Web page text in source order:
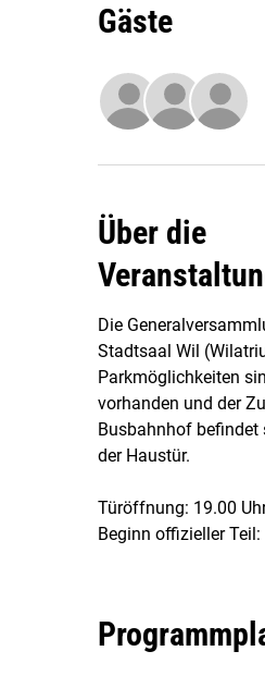
Gäste
Über die
Die
Stadtsaal Wil
Parkmöglichkeiten
vorhanden und der
Busbahnhof befindet
der Haustür.
Türöffnung: 19.00
Beginn offizieller